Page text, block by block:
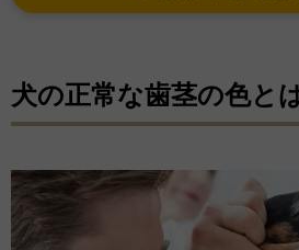
犬の正常な歯茎の色と